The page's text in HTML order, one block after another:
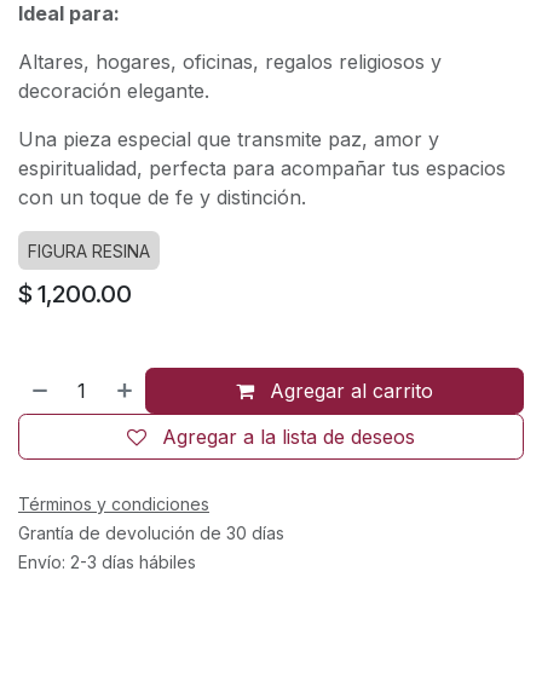
Ideal para:
Altares, hogares, oficinas, regalos religiosos y
decoración elegante.
Una pieza especial que transmite paz, amor y
espiritualidad, perfecta para acompañar tus espacios
con un toque de fe y distinción.
FIGURA RESINA
$ 1,200.00
Agregar al carrito
Agregar a la lista de deseos
Términos y condiciones
Grantía de devolución de 30 días
Envío: 2-3 días hábiles